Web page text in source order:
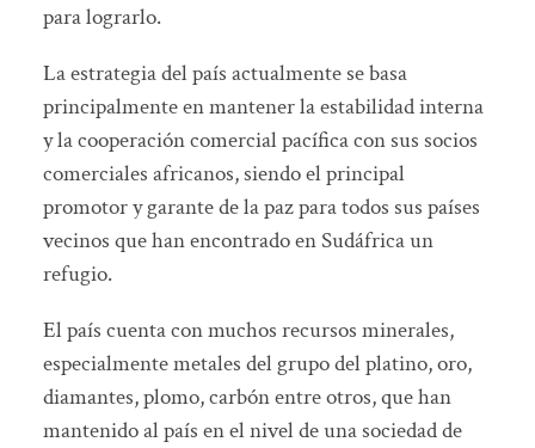
para lograrlo.
La estrategia del país actualmente se basa
principalmente en mantener la estabilidad interna
y la cooperación comercial pacífica con sus socios
comerciales africanos, siendo el principal
promotor y garante de la paz para todos sus países
vecinos que han encontrado en Sudáfrica un
refugio.
El país cuenta con muchos recursos minerales,
especialmente metales del grupo del platino, oro,
diamantes, plomo, carbón entre otros, que han
mantenido al país en el nivel de una sociedad de